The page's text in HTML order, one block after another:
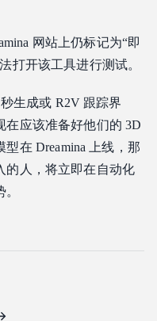
网站上仍标记为“即
打开该工具进行测试。
生成或 R2V 跟踪界
在应该准备好他们的 3D
在 Dreamina 上线，那
的人，将立即在自动化